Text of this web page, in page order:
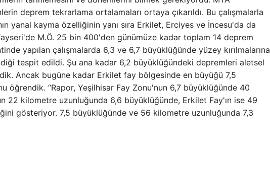
deprem tekrarlama ortalamaları ortaya çıkarıldı. Bu çalışmalarla
yanal kayma özelliğinin yanı sıra Erkilet, Erciyes ve İncesu'da da
M.Ö. 25 bin 400'den günümüze kadar toplam 14 deprem
yapılan çalışmalarda 6,3 ve 6,7 büyüklüğünde yüzey kırılmalarına
tespit edildi. Şu ana kadar 6,2 büyüklüğündeki depremleri aletsel
Ancak bugüne kadar Erkilet fay bölgesinde en büyüğü 7,5
öğrendik. “Rapor, Yeşilhisar Fay Zonu'nun 6,7 büyüklüğünde 40
22 kilometre uzunluğunda 6,6 büyüklüğünde, Erkilet Fay'ın ise 49
gösteriyor. 7,5 büyüklüğünde ve 56 kilometre uzunluğunda 7,3